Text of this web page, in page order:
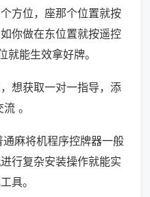
方位，座那个位置就按
你做在东位置就按遥控
就能生效拿好牌。
想获取一对一指导，添
。
麻将机程序控牌器一般
行复杂安装操作就能实
具。